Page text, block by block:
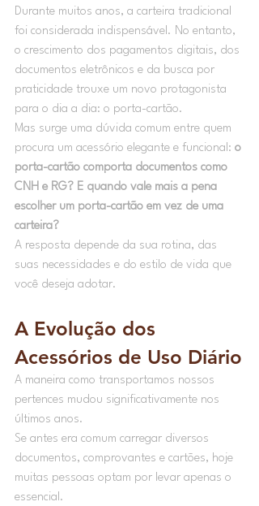
Durante muitos anos, a carteira tradicional
foi considerada indispensável. No entanto,
o crescimento dos pagamentos digitais, dos
documentos eletrônicos e da busca por
praticidade trouxe um novo protagonista
para o dia a dia: o porta-cartão.
Mas surge uma dúvida comum entre quem
procura um acessório elegante e funcional: o
porta-cartão comporta documentos como
CNH e RG? E quando vale mais a pena
escolher um porta-cartão em vez de uma
carteira?
A resposta depende da sua rotina, das
suas necessidades e do estilo de vida que
você deseja adotar.
A Evolução dos
Acessórios de Uso Diário
A maneira como transportamos nossos
pertences mudou significativamente nos
últimos anos.
Se antes era comum carregar diversos
documentos, comprovantes e cartões, hoje
muitas pessoas optam por levar apenas o
essencial.